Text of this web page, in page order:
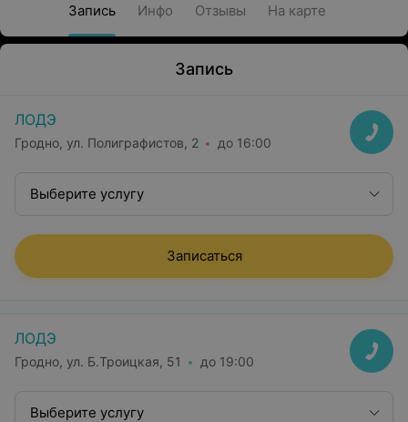
Запись Инфо Отзывы На карте
Запись
ЛОДЭ
Гродно, ул. Полиграфистов, 2 до 16:00
Выберите услугу
Записаться
ЛОДЭ
Гродно, ул. Б.Троицкая, 51 до 19:00
Выберите услугу